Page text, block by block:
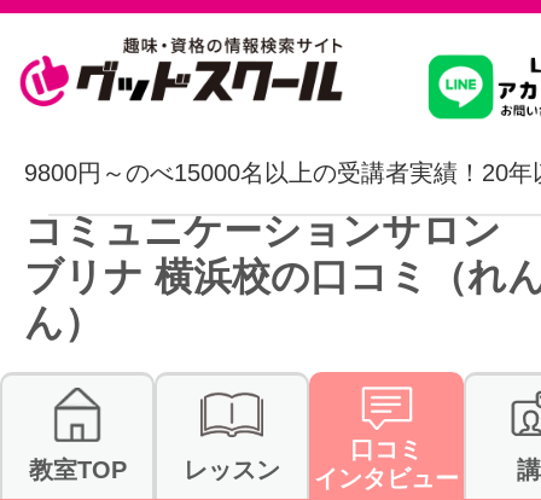
習いたいこ
スクールを
駅・路線か
通信講座を
9800円～のべ15000名以上の受講者実績！20年
コミュニケーションサロン
ブリナ 横浜校の口コミ（れ
ん）
教室TOP レッスン
口コミ
インタビュー